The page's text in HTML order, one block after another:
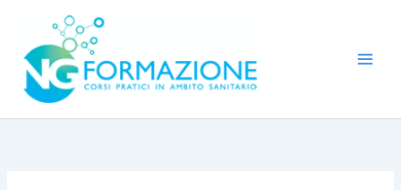
contenuto